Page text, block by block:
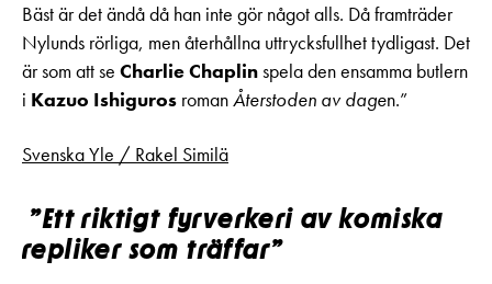
Bäst är det ändå då han inte gör något alls. Då framträder
Nylunds rörliga, men återhållna uttrycksfullhet tydligast. Det
är som att se Charlie Chaplinspela den ensamma butlern
i Kazuo Ishiguros romanÅterstoden av dagen.”
Svenska Yle / Rakel Similä
”Ett riktigt fyrverkeri av komiska
repliker som träffar”